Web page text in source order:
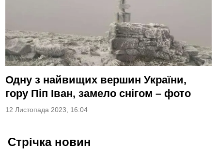
Одну з найвищих вершин України,
гору Піп Іван, замело снігом – фото
12 Листопада 2023, 16:04
Стрічка новин